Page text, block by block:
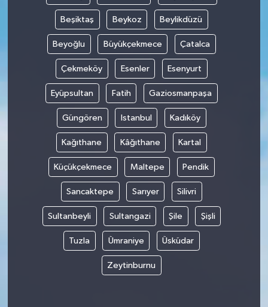
Beşiktaş Beykoz Beylikdüzü
Beyoğlu Büyükçekmece Çatalca
Çekmeköy Esenler Esenyurt
Eyüpsultan Fatih Gaziosmanpaşa
Güngören Istanbul Kadıköy
Kağıthane Kâğıthane Kartal
Küçükçekmece Maltepe Pendik
Sancaktepe Sarıyer Silivri
Sultanbeyli Sultangazi Şile Şişli
Tuzla Ümraniye Üsküdar
Zeytinburnu